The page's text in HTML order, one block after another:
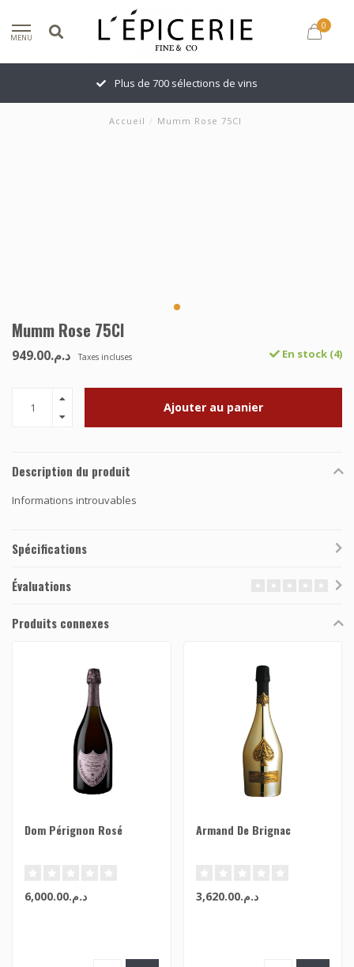
MENU
0
Plus de 700 sélections de vins
Accueil / Mumm Rose 75Cl
Mumm Rose 75Cl
د.م.949.00 Taxes incluses En stock (4)
Ajouter au panier
Description du produit
Informations introuvables
Spécifications
Évaluations
Produits connexes
Dom Pérignon Rosé
د.م.6,000.00
Armand De Brignac
د.م.3,620.00